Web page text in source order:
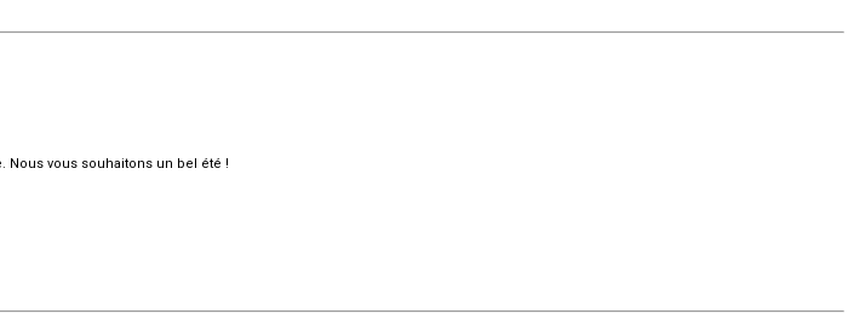
Nous vous souhaitons un bel été !